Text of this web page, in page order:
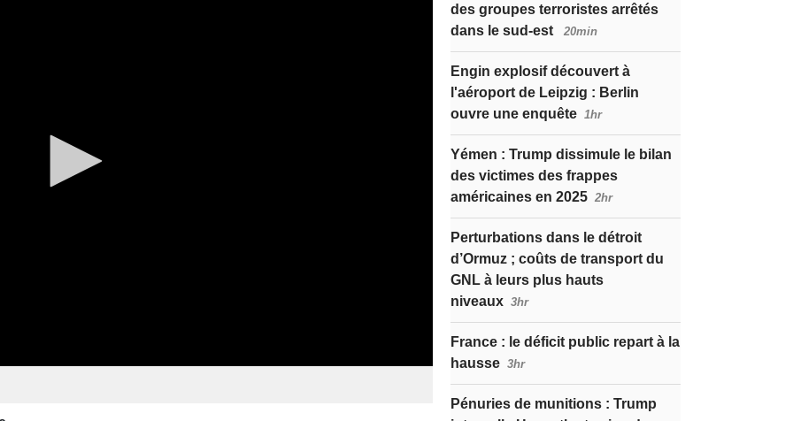
des groupes terroristes arrêtés
dans le sud-est
20min
Engin explosif découvert à
l'aéroport de Leipzig : Berlin
ouvre une enquête 1hr
Yémen : Trump dissimule le bilan
des victimes des frappes
américaines en 2025 2hr
Perturbations dans le détroit
d’Ormuz ; coûts de transport du
GNL à leurs plus hauts
niveaux 3hr
France : le déficit public repart à la
hausse 3hr
Pénuries de munitions : Trump